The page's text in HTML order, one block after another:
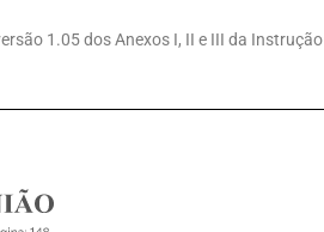
1.05 dos Anexos I, II e III da Instrução